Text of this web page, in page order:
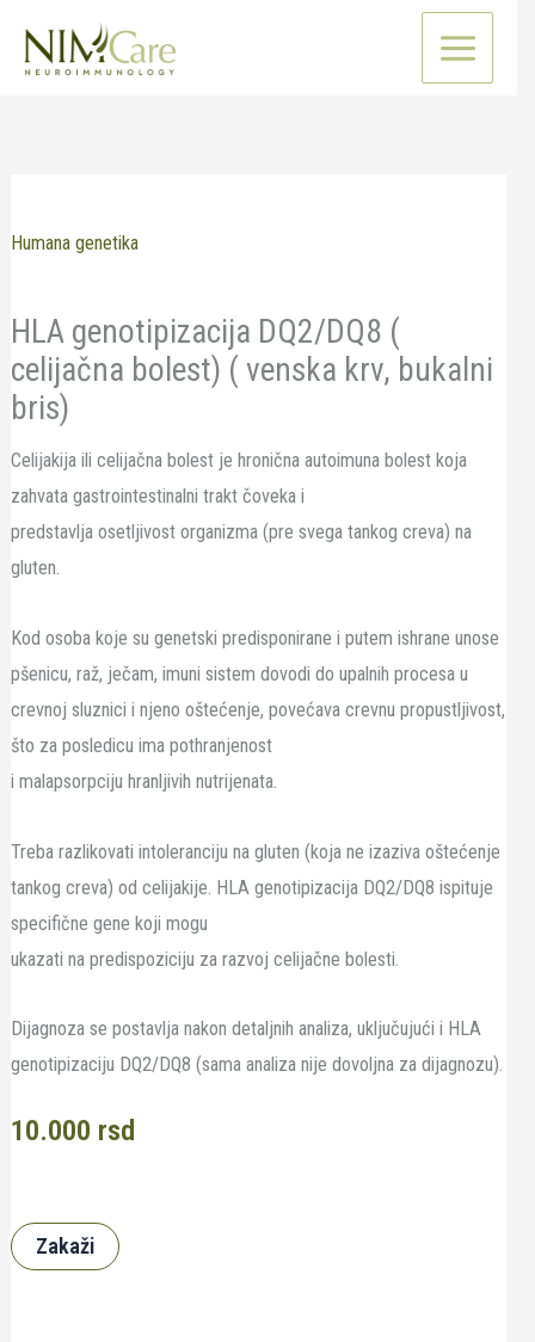
Humana genetika
HLA genotipizacija DQ2/DQ8 (
celijačna bolest) ( venska krv, bukalni
bris)
Celijakija ili celijačna bolest je hronična autoimuna bolest koja
zahvata gastrointestinalni trakt čoveka i
predstavlja osetljivost organizma (pre svega tankog creva) na
gluten.
Kod osoba koje su genetski predisponirane i putem ishrane unose
pšenicu, raž, ječam, imuni sistem dovodi do upalnih procesa u
crevnoj sluznici i njeno oštećenje, povećava crevnu propustljivost,
što za posledicu ima pothranjenost
i malapsorpciju hranljivih nutrijenata.
Treba razlikovati intoleranciju na gluten (koja ne izaziva oštećenje
tankog creva) od celijakije. HLA genotipizacija DQ2/DQ8 ispituje
specifične gene koji mogu
ukazati na predispoziciju za razvoj celijačne bolesti.
Dijagnoza se postavlja nakon detaljnih analiza, uključujući i HLA
genotipizaciju DQ2/DQ8 (sama analiza nije dovoljna za dijagnozu).
10.000 rsd
Zakaži